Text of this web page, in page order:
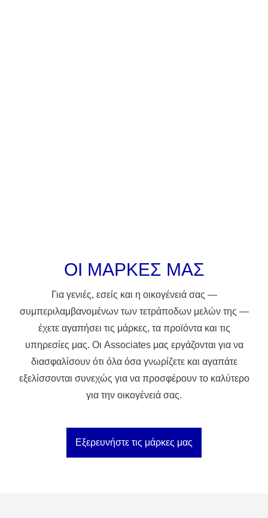
ΟΙ ΜΑΡΚΕΣ ΜΑΣ
Για γενιές, εσείς και η οικογένειά σας —
συμπεριλαμβανομένων των τετράποδων μελών της —
έχετε αγαπήσει τις μάρκες, τα προϊόντα και τις
υπηρεσίες μας. Οι Associates μας εργάζονται για να
διασφαλίσουν ότι όλα όσα γνωρίζετε και αγαπάτε
εξελίσσονται συνεχώς για να προσφέρουν το καλύτερο
για την οικογένειά σας.
Εξερευνήστε τις μάρκες μας